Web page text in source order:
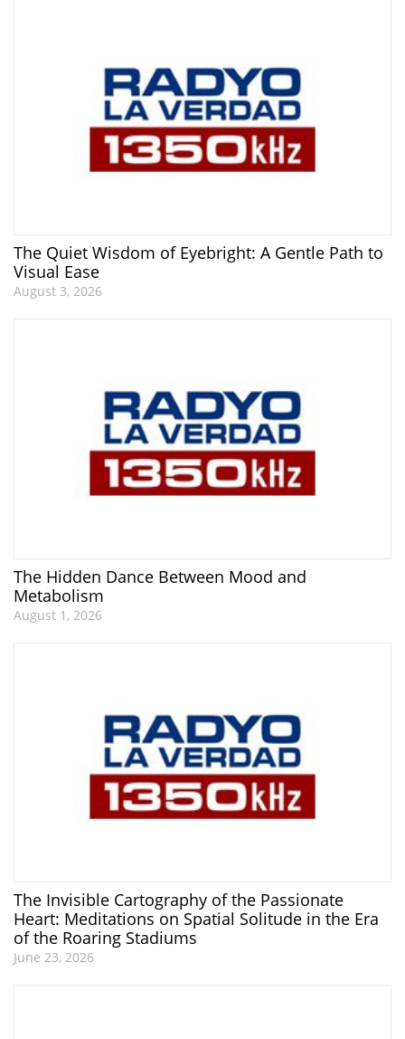
The Quiet Wisdom of Eyebright: A Gentle Path to
Visual Ease
August 3, 2026
The Hidden Dance Between Mood and
Metabolism
August 1, 2026
The Invisible Cartography of the Passionate
Heart: Meditations on Spatial Solitude in the Era
of the Roaring Stadiums
June 23, 2026